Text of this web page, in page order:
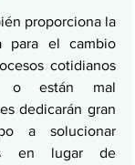
proporciona la
para el cambio
cotidianos
o están mal
dedicarán gran
a solucionar
en lugar de